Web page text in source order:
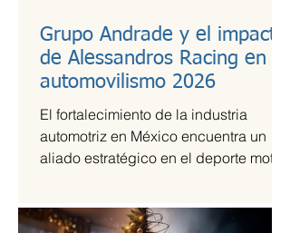
Grupo Andrade y el impacto
de Alessandros Racing en el
automovilismo 2026
El fortalecimiento de la industria
automotriz en México encuentra un
aliado estratégico en el deporte motor,
Alessandros Racing. En el marco de